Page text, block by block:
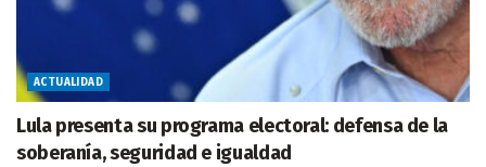
ACTUALIDAD
Lula presenta su programa electoral: defensa de la
soberanía, seguridad e igualdad